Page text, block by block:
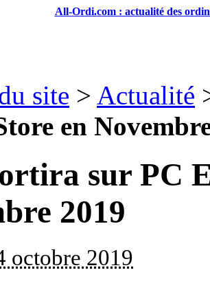
All-Ordi.com : actualité des
site > Actualité
en
sur PC
2019
octobre 2019